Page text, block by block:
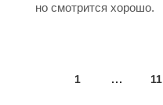
но смотрится хорошо.
1 11